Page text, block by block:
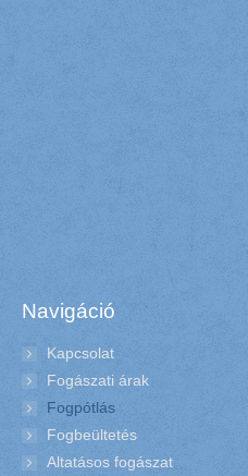
Navigáció
Kapcsolat
Fogászati árak
Fogpótlás
Fogbeültetés
Altatásos fogászat